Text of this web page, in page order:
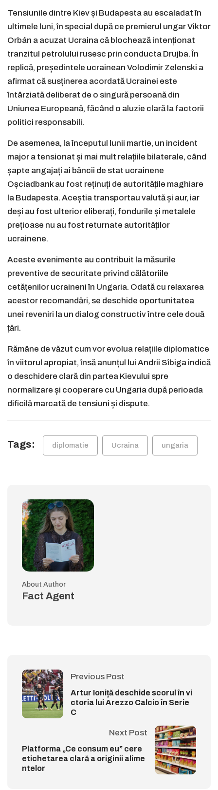
Tensiunile dintre Kiev și Budapesta au escaladat în
ultimele luni, în special după ce premierul ungar Viktor
Orbán a acuzat Ucraina că blochează intenționat
tranzitul petrolului rusesc prin conducta Drujba. În
replică, președintele ucrainean Volodimir Zelenski a
afirmat că susținerea acordată Ucrainei este
întârziată deliberat de o singură persoană din
Uniunea Europeană, făcând o aluzie clară la factorii
politici responsabili.
De asemenea, la începutul lunii martie, un incident
major a tensionat și mai mult relațiile bilaterale, când
șapte angajați ai băncii de stat ucrainene
Oșciadbank au fost reținuți de autoritățile maghiare
la Budapesta. Aceștia transportau valută și aur, iar
deși au fost ulterior eliberați, fondurile și metalele
prețioase nu au fost returnate autorităților
ucrainene.
Aceste evenimente au contribuit la măsurile
preventive de securitate privind călătoriile
cetățenilor ucraineni în Ungaria. Odată cu relaxarea
acestor recomandări, se deschide oportunitatea
unei reveniri la un dialog constructiv între cele două
țări.
Rămâne de văzut cum vor evolua relațiile diplomatice
în viitorul apropiat, însă anunțul lui Andrii Sîbiga indică
o deschidere clară din partea Kievului spre
normalizare și cooperare cu Ungaria după perioada
dificilă marcată de tensiuni și dispute.
Tags: diplomatie Ucraina ungaria
About Author
Fact Agent
Previous Post
Artur Ioniță deschide scorul în vi
ctoria lui Arezzo Calcio în Serie
C
Next Post
Platforma „Ce consum eu” cere
etichetarea clară a originii alime
ntelor